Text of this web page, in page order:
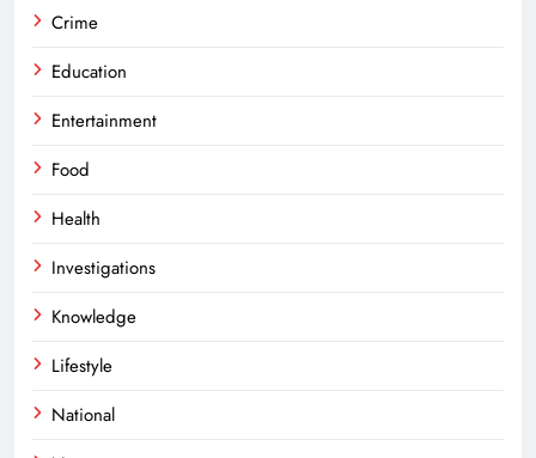
Crime
Education
Entertainment
Food
Health
Investigations
Knowledge
Lifestyle
National